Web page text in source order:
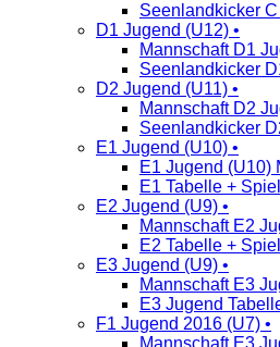
Seenlandkicker
D1 Jugend (U12) •
Mannschaft D1
Seenlandkicker
D2 Jugend (U11) •
Mannschaft D2
Seenlandkicker
E1 Jugend (U10) •
E1 Jugend (U10)
E1 Tabelle +
E2 Jugend (U9) •
Mannschaft E2
E2 Tabelle +
E3 Jugend (U9) •
Mannschaft E3
E3 Jugend
F1 Jugend 2016 (U7) •
Mannschaft E3